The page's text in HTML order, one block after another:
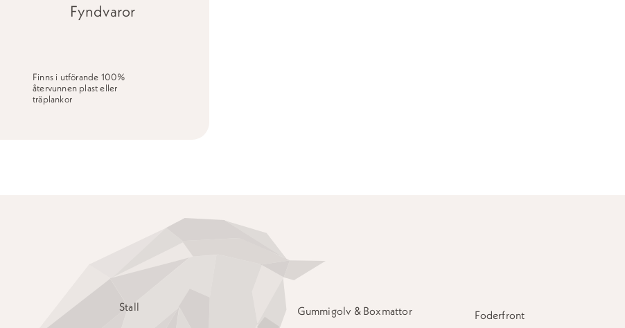
Fyndvaror
Finns i utförande 100%
återvunnen plast eller
träplankor
Stall
Gummigolv & Boxmattor Foderfront